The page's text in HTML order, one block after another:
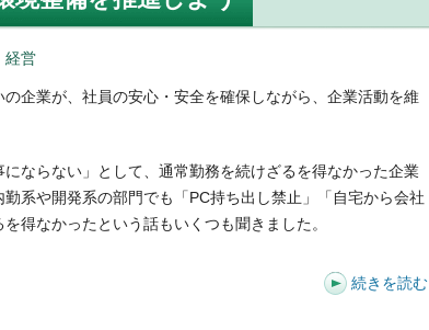
経営
企業が、社員の安心・安全を確保しながら、企業活動を維
ならない」として、通常勤務を続けざるを得なかった企業
系や開発系の部門でも「PC持ち出し禁止」「自宅から会社
得なかったという話もいくつも聞きました。
続きを読む